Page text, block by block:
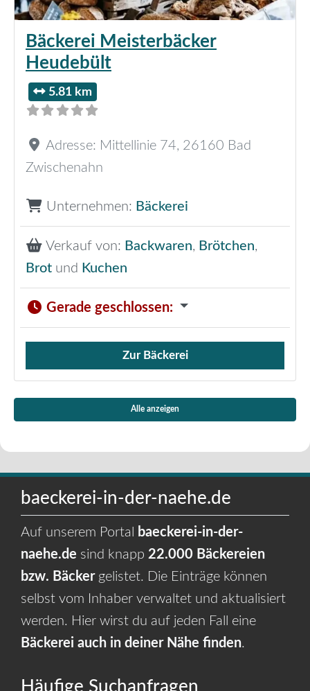
Bäckerei Meisterbäcker
Heudebült
5.81 km
Adresse: Mittellinie 74, 26160 Bad
Zwischenahn
Unternehmen: Bäckerei
Verkauf von: Backwaren, Brötchen,
Brot und Kuchen
Gerade geschlossen:
Verkauf von Brötchen,
Zur Bäckerei
Alle anzeigen
baeckerei-in-der-naehe.de
Auf unserem Portal
baeckerei-in-der-
naehe.de sind knapp 22.000 Bäckereien
bzw. Bäckergelistet. Die Einträge können
selbst vom Inhaber verwaltet und aktualisiert
werden. Hier wirst du auf jeden Fall eine
Bäckerei auch in deiner Nähe finden.
Häufige Suchanfragen